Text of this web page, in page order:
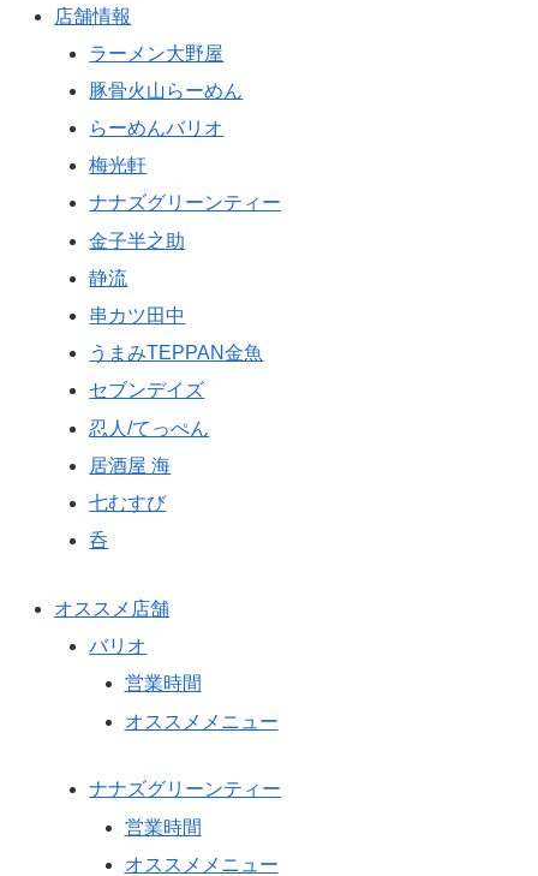
店舗情報
ラーメン大野屋
豚骨火山らーめん
らーめんバリオ
梅光軒
ナナズグリーンティー
金子半之助
静流
串カツ田中
うまみTEPPAN金魚
セブンデイズ
忍人/てっぺん
居酒屋 海
七むすび
呑
オススメ店舗
バリオ
営業時間
オススメメニュー
ナナズグリーンティー
営業時間
オススメメニュー